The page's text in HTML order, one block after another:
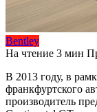
Bentley
На чтение 3 мин
В 2013 году, в
франкфуртского
производитель